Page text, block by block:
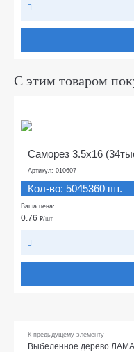
С этим товаром
Саморез 3.5х16
Артикул: 010607
Кол-во: 5045360 шт.
Ваша цена:
0.76 ₽/шт
К предыдущему элементу
Выбеленное дерево